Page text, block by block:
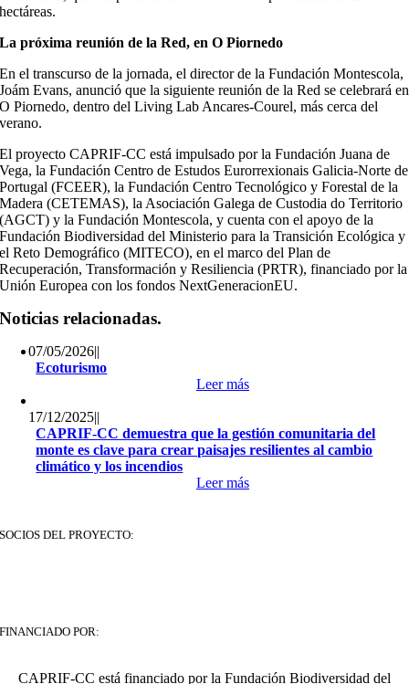
hectáreas.
La próxima reunión de la Red, en O Piornedo
En el transcurso de la jornada, el director de la Fundación Montescola,
Joám Evans, anunció que la siguiente reunión de la Red se celebrará en
O Piornedo, dentro del Living Lab Ancares-Courel, más cerca del
verano.
El proyecto CAPRIF-CC está impulsado por la Fundación Juana de
Vega, la Fundación Centro de Estudos Eurorrexionais Galicia-Norte de
Portugal (FCEER), la Fundación Centro Tecnológico y Forestal de la
Madera (CETEMAS), la Asociación Galega de Custodia do Territorio
(AGCT) y la Fundación Montescola, y cuenta con el apoyo de la
Fundación Biodiversidad del Ministerio para la Transición Ecológica y
el Reto Demográfico (MITECO), en el marco del Plan de
Recuperación, Transformación y Resiliencia (PRTR), financiado por la
Unión Europea con los fondos NextGeneracionEU.
Noticias relacionadas.
07/05/2026||
Ecoturismo
Leer más
17/12/2025||
CAPRIF-CC demuestra que la gestión comunitaria del
monte es clave para crear paisajes resilientes al cambio
climático y los incendios
Leer más
SOCIOS DEL PROYECTO:
FINANCIADO POR:
CAPRIF-CC está financiado por la Fundación Biodiversidad del